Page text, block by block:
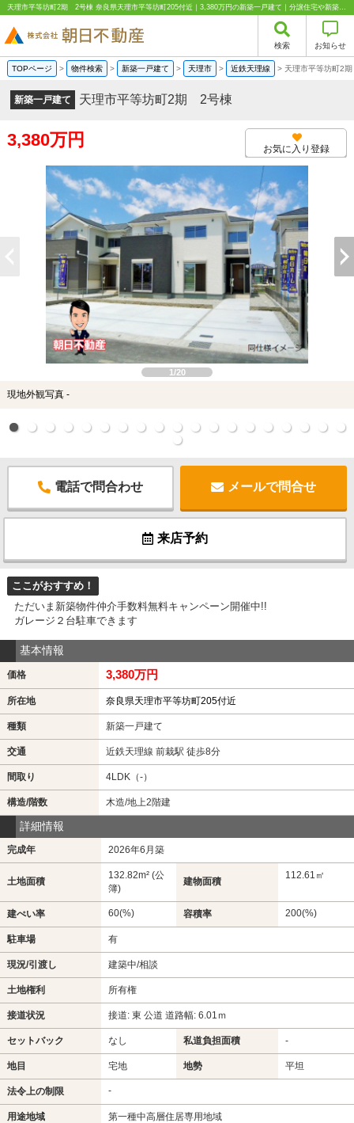
天理市平等坊町2期 2号棟 奈良県天理市平等坊町205付近｜3,380万円の新築一戸建て｜分譲住宅や新築物件｜株式会社朝日不動産
検索 お知らせ
TOPページ > 物件検索 > 新築一戸建て > 天理市 > 近鉄天理線 > 天理市平等坊町2
新築一戸建て 天理市平等坊町2期 2号棟
3,380万円 お気に入り登録
1/20
現地外観写真 -
電話で問合わせ メールで問合せ
来店予約
ここがおすすめ！
ただいま新築物件仲介手数料無料キャンペーン開催中!!
ガレージ２台駐車できます
基本情報
価格 3,380万円
所在地 奈良県天理市平等坊町205付近
種類 新築一戸建て
交通 近鉄天理線 前栽駅 徒歩8分
間取り 4LDK（-）
構造/階数 木造/地上2階建
詳細情報
完成年 2026年6月築
土地面積
132.82m² (公
簿)
建物面積
112.61㎡
建ぺい率 60(%) 容積率 200(%)
駐車場 有
現況/引渡し 建築中/相談
土地権利 所有権
接道状況 接道: 東 公道 道路幅: 6.01ｍ
セットバック なし 私道負担面積 -
地目 宅地 地勢 平坦
法令上の制限 -
用途地域 第一種中高層住居専用地域